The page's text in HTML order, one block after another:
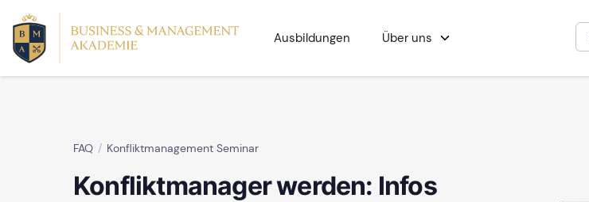
Ausbildungen Über uns
FAQ Konfliktmanagement Seminar
Konfliktmanager werden: Infos